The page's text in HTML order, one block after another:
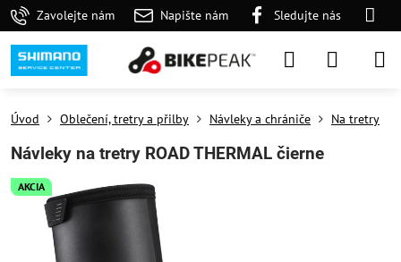
Zavolejte nám Napište nám Sledujte nás
AKCIA
Úvod Oblečení, tretry a přilby Návleky a chrániče Na tretry
Návleky na tretry ROAD THERMAL čierne